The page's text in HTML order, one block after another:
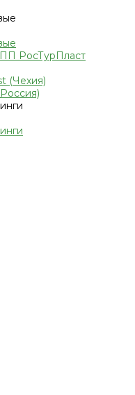
РосТурПласт
(Чехия)